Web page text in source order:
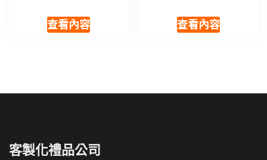
查看內容 查看內容
客製化禮品公司